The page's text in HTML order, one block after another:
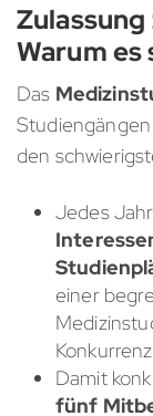
Warum es
Das
den
Jedes
einer
Damit
fünf